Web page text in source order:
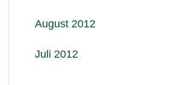
August 2012
Juli 2012